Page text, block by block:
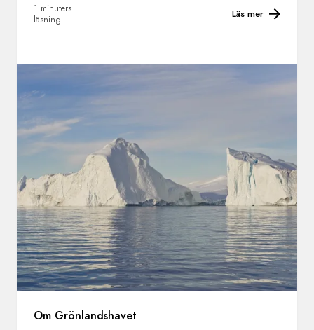
1 minuters
läsning
Läs mer
Om Grönlandshavet